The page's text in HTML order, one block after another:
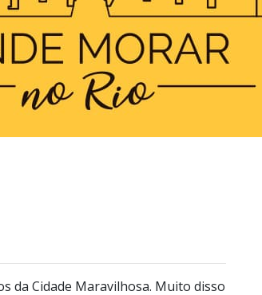
da Cidade Maravilhosa. Muito disso